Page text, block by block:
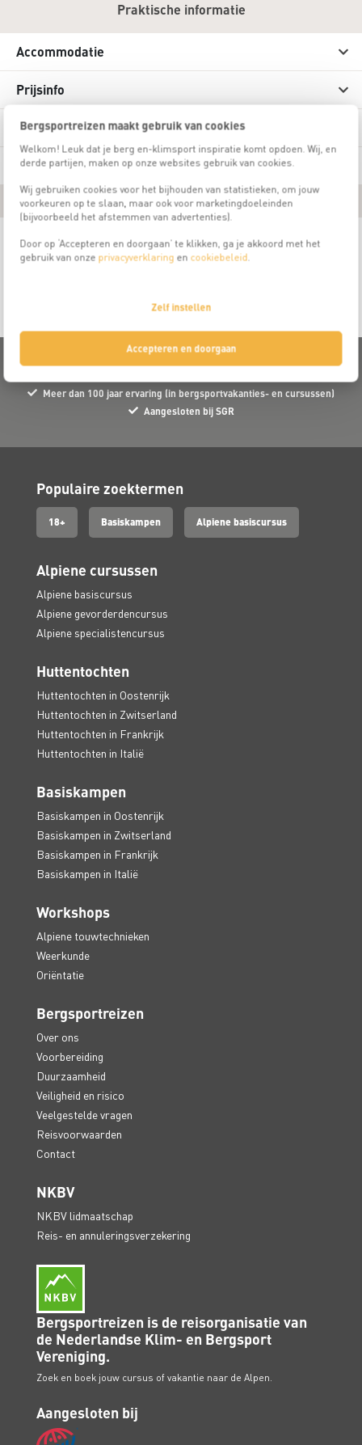
Bergsportreizen maakt gebruik van cookies
Welkom! Leuk dat je berg en-klimsport inspiratie komt opdoen. Wij, en
derde partijen, maken op onze websites gebruik van cookies.
Wij gebruiken cookies voor het bijhouden van statistieken, om jouw
voorkeuren op te slaan, maar ook voor marketingdoeleinden
(bijvoorbeeld het afstemmen van advertenties).
Door op ‘Accepteren en doorgaan’ te klikken, ga je akkoord met het
gebruik van onze privacyverklaring en cookiebeleid.
Zelf instellen
Accepteren en doorgaan
Praktische informatie
Accommodatie
Prijsinfo
Over deze activiteit
Locatie
Beschikbare data
Meer dan 100 jaar ervaring (in bergsportvakanties- en cursussen)
Aangesloten bij SGR
Populaire zoektermen
18+ Basiskampen Alpiene basiscursus
Alpiene cursussen
Alpiene basiscursus
Alpiene gevorderdencursus
Alpiene specialistencursus
Huttentochten
Huttentochten in Oostenrijk
Huttentochten in Zwitserland
Huttentochten in Frankrijk
Huttentochten in Italië
Basiskampen
Basiskampen in Oostenrijk
Basiskampen in Zwitserland
Basiskampen in Frankrijk
Basiskampen in Italië
Workshops
Alpiene touwtechnieken
Weerkunde
Oriëntatie
Bergsportreizen
Over ons
Voorbereiding
Duurzaamheid
Veiligheid en risico
Veelgestelde vragen
Reisvoorwaarden
Contact
NKBV
NKBV lidmaatschap
Reis- en annuleringsverzekering
Bergsportreizen is de reisorganisatie van
de Nederlandse Klim- en Bergsport
Vereniging.
Zoek en boek jouw cursus of vakantie naar de Alpen.
Aangesloten bij